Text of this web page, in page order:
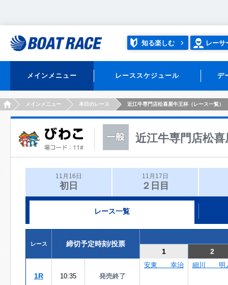
知る楽しむ レーサ
メインメニュー レーススケジュール デ
HOMEメインメニュー 本日のレース 近江牛専門店松喜屋牛王杯（レース一覧）
近江牛専門店松
11月16日
初日
11月17日
２日目
レース一覧
レース
締切予定時刻/投票
1
2
1R 10:35 発売終了
安東 幸治 細川 明